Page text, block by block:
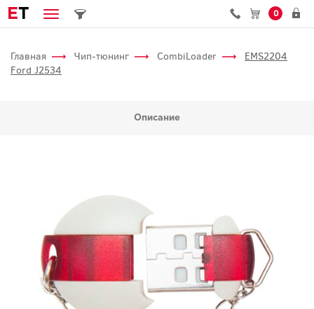
ET 0
Главная Чип-тюнинг CombiLoader
EMS2204
Ford J2534
Описание